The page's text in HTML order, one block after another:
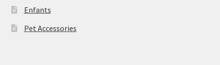
Enfants
Pet Accessories